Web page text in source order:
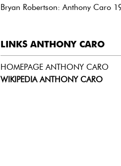
Bryan Robertson: Anthony Caro
LINKS ANTHONY CARO
HOMEPAGE ANTHONY CARO
WIKIPEDIA ANTHONY CARO